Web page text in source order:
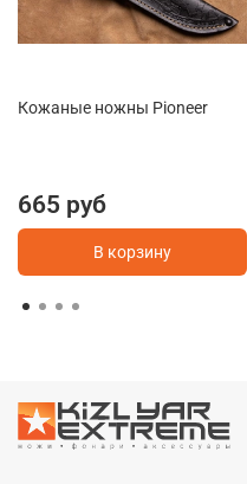
Кожаные ножны Pioneer
665 руб
В корзину